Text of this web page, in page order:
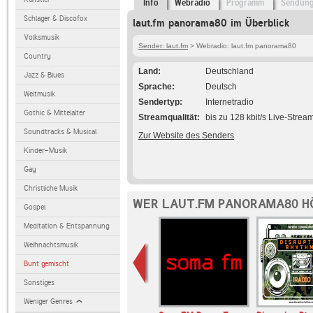
Schlager & Discofox
Volksmusik
Country
Jazz & Blues
Weltmusik
Gothic & Mittelalter
Soundtracks & Musical
Kinder-Musik
Gay
Christliche Musik
Gospel
Meditation & Entspannung
Weihnachtsmusik
Bunt gemischt
Sonstiges
Weniger Genres
Info Webradio Programm
laut.fm panorama80 im Überblick
Sender: laut.fm > Webradio: laut.fm panorama80
Land
Deutschland
Sprache
Deutsch
Sendertyp
Internetradio
Streamqualität
bis zu 128 kbit/s Live-
Zur Website des Senders
WER LAUT.FM PANORAMA80